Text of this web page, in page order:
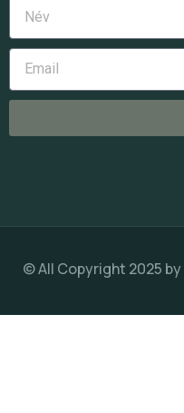
© All Copyright 2025 by